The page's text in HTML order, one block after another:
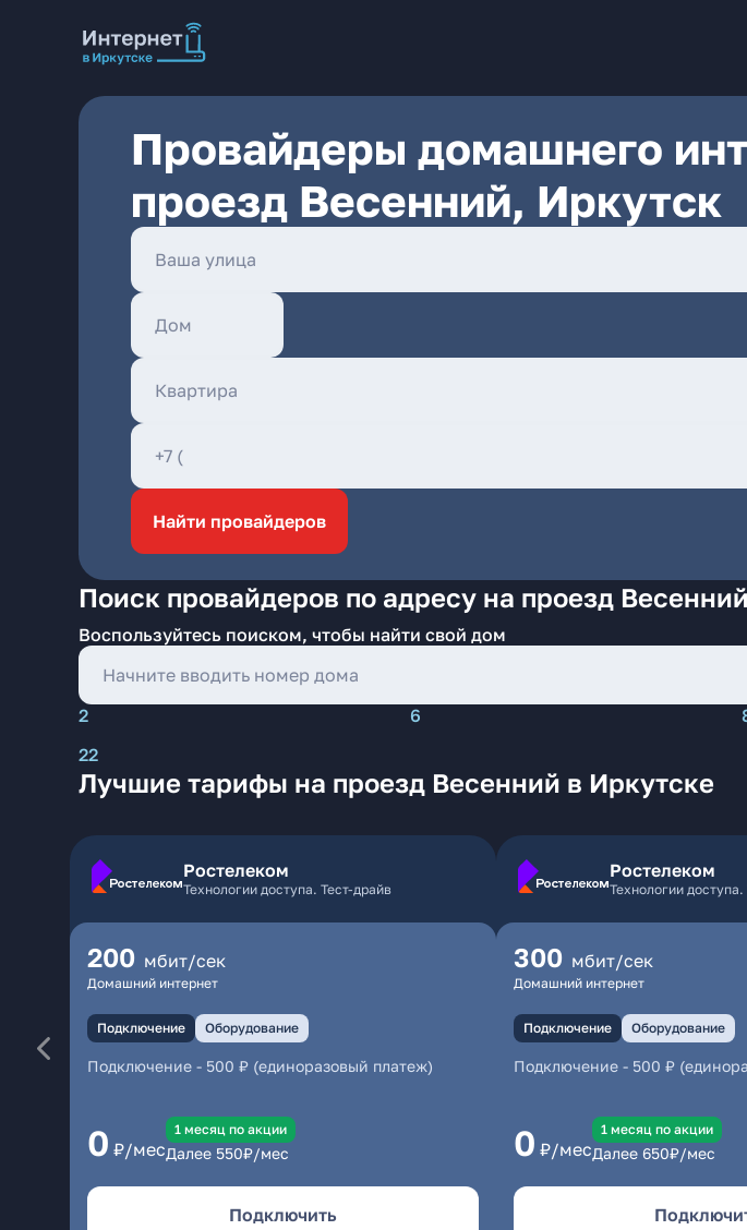
Провайдеры домашнего
проезд Весенний, Иркутск
Найти провайдеров
Поиск провайдеров по адресу на проезд
Воспользуйтесь поиском, чтобы найти свой дом
2 6
22
Лучшие тарифы на проезд Весенний в Иркутске
Ростелеком
Технологии доступа. Тест-драйв
200 мбит/сек
Домашний интернет
Подключение Оборудование
Подключение - 500 ₽ (единоразовый платеж)
0 ₽/мес
1 месяц по акции
Далее 550₽/мес
Подключить
Ростелеком
Технологии доступа.
300 мбит/сек
Домашний интернет
Подключение Оборудование
Подключение- 500 ₽
0 ₽/мес
1 месяц по акции
Далее 650₽/мес